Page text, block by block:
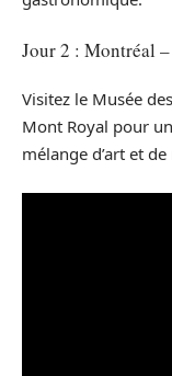
Jour 2 : Montréal
Visitez le Musée
Mont Royal pour
mélange d’art et